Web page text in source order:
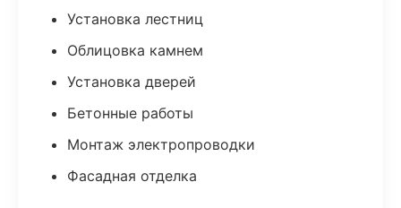
Установка лестниц
Облицовка камнем
Установка дверей
Бетонные работы
Монтаж электропроводки
Фасадная отделка